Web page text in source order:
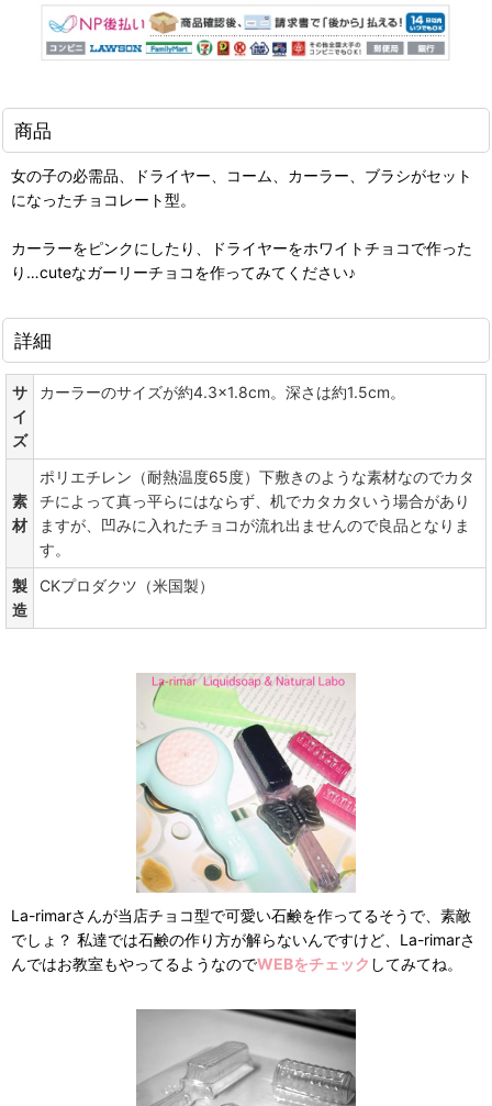
商品
女の子の必需品、ドライヤー、コーム、カーラー、ブラシがセット
になったチョコレート型。
カーラーをピンクにしたり、ドライヤーをホワイトチョコで作った
り…cuteなガーリーチョコを作ってみてください♪
詳細
サ
イ
ズ
カーラーのサイズが約4.3×1.8cm。深さは約1.5cm。
素
材
ポリエチレン（耐熱温度65度）下敷きのような素材なのでカタ
チによって真っ平らにはならず、机でカタカタいう場合があり
ますが、凹みに入れたチョコが流れ出ませんので良品となりま
す。
製
造
CKプロダクツ（米国製）
La-rimarさんが当店チョコ型で可愛い石鹸を作ってるそうで、素敵
でしょ？ 私達では石鹸の作り方が解らないんですけど、La-rimarさ
んではお教室もやってるようなのでWEBをチェック してみてね。